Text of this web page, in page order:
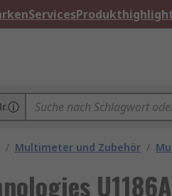
Services
/ Multimeter und Zubehör /